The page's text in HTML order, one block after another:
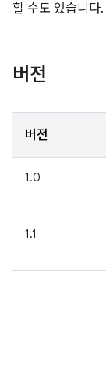
할 수도 있습니다.
버전
버전
1.0
1.1